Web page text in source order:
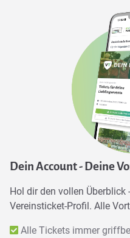
Dein Account - Deine
Hol dir den vollen
Vereinsticket-Profil. Alle
Alle Tickets immer